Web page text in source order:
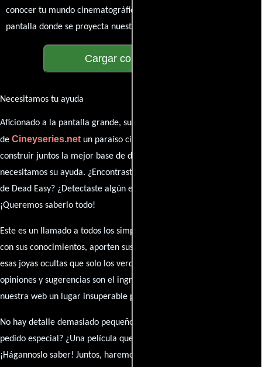
conocer tu mundo cinematográfico. ¡Los comentarios son la
pantalla donde se proyecta nuestra diversidad de opiniones!
Cargar comentarios
Necesitamos tu ayuda
Aficionado a la pantalla grande, su participación es clave para hacer
de Cineyseries.netun paraíso cinéfilo completo. Queremos
construir juntos la mejor base de datos cinematográfica, pero
necesitamos su ayuda. ¿Encontraste algún dato faltante en la ficha
de Dead Easy? ¿Detectaste algún error en la sinopsis o el elenco?
¡Queremos saberlo todo!
Este es un llamado a todos los simpatizantes del cine: contribuyan
con sus conocimientos, aporten sus descubrimientos y compartan
esas joyas ocultas que solo los verdaderos fanáticos conocen. Sus
opiniones y sugerencias son el ingrediente secreto que hará de
nuestra web un lugar insuperable para los amantes del celuloide.
No hay detalle demasiado pequeño ni opinión insignificante. ¿Algún
pedido especial? ¿Una película que sueñas con ver reseñada?
¡Hágannoslo saber! Juntos, haremos de esta comunidad el epicentro